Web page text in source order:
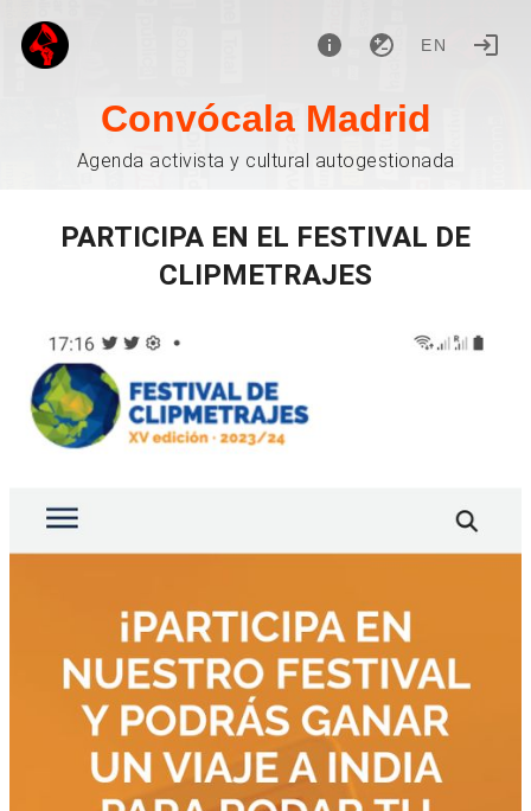
EN
Convócala Madrid
Agenda activista y cultural autogestionada
PARTICIPA EN EL FESTIVAL DE
CLIPMETRAJES